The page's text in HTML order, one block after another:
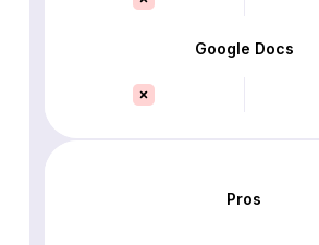
Google Docs
Pros